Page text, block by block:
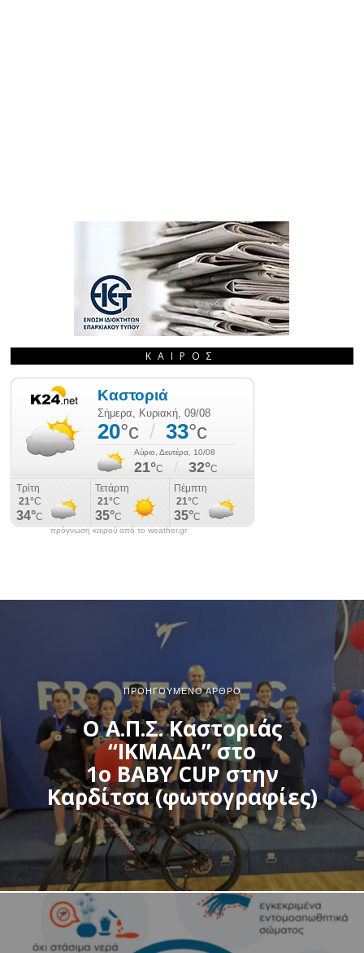
ΚΑΙΡΌΣ
πρόγνωση καιρού από το weather.gr
ΠΡΟΗΓΟΎΜΕΝΟ ΆΡΘΡΟ
Ο Α.Π.Σ. Καστοριάς
“ΙΚΜΑΔΑ” στο
1ο BABY CUP στην
Καρδίτσα (φωτογραφίες)